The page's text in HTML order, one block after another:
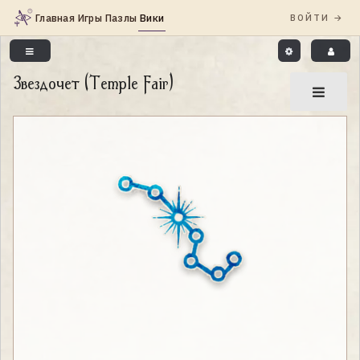
Звездочет (Temple Fair)